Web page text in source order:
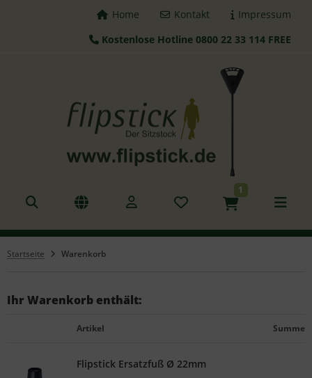
Impressum
Kontakt
Home
Kostenlose Hotline 0800 22 33 114 FREE
1
Startseite Warenkorb
Ihr Warenkorb enthält:
Artikel Summe
Flipstick Ersatzfuß Ø 22mm
Sitz